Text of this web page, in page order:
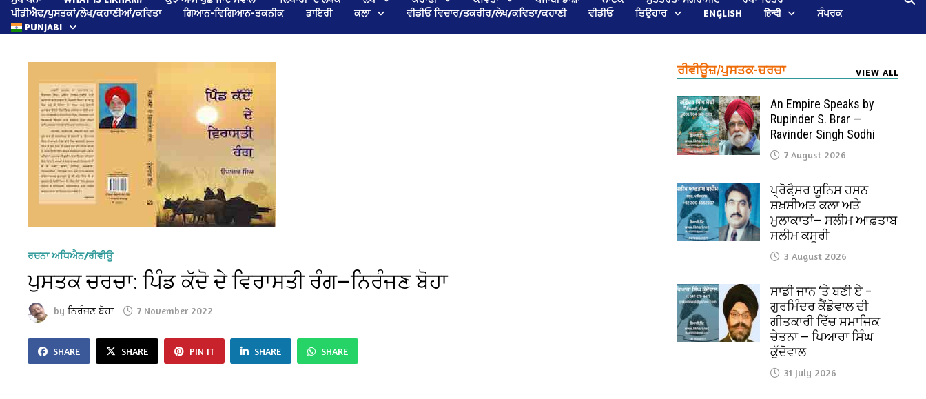
ਪੀਡੀਐਫ/ਪੁਸਤਕਾਂ/ਲੇਖ/ਕਹਾਣੀਆਂ/ਕਵਿਤਾ
ਗਿਆਨ-ਵਿਗਿਆਨ-ਤਕਨੀਕ ਡਾਇਰੀ ਕਲਾ ਵੀਡੀਓ ਵਿਚਾਰ/ਤਕਰੀਰ/ਲੇਖ/ਕਵਿਤਾ/ਕਹਾਣੀ ਵੀਡੀਓ ਤਿਉਹਾਰ ENGLISH हिन्दी
ਸੰਪਰਕ
PUNJABI
ਰਚਨਾ ਅਧਿਐਨ/ਰੀਵੀਊ
ਪੁਸਤਕ ਚਰਚਾ: ਪਿੰਡ ਕੱਦੋ ਦੇ ਵਿਰਾਸਤੀ ਰੰਗ—ਨਿਰੰਜਣ ਬੋਹਾ
byਨਿਰੰਜਣ ਬੋਹਾ 7 November 2022
SHARE SHARE PIN IT SHARE SHARE
ਰੀਵੀਊਜ਼/ਪੁਸਤਕ-ਚਰਚਾ VIEW ALL
An Empire Speaks by
Rupinder S. Brar —
Ravinder Singh Sodhi
7 August 2026
ਪ੍ਰੋਫੈ਼ਸਰ ਯੂਨਿਸ ਹਸਨ
ਸ਼ਖ਼ਸੀਅਤ ਕਲਾ ਅਤੇ
ਮੁਲਾਕਾਤਾਂ— ਸਲੀਮ ਆਫ਼ਤਾਬ
ਸਲੀਮ ਕਸੂਰੀ
3 August 2026
ਸਾਡੀ ਜਾਨ ‘ਤੇ ਬਣੀ ਏ –
ਗੁਰਮਿੰਦਰ ਕੈਂਡੋਵਾਲ ਦੀ
ਗੀਤਕਾਰੀ ਵਿੱਚ ਸਮਾਜਿਕ
ਚੇਤਨਾ — ਪਿਆਰਾ ਸਿੰਘ
ਕੁੱਦੋਵਾਲ
31 July 2026